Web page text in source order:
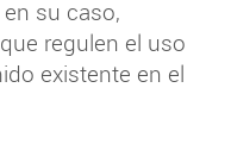
su caso,
regulen el uso
existente en el